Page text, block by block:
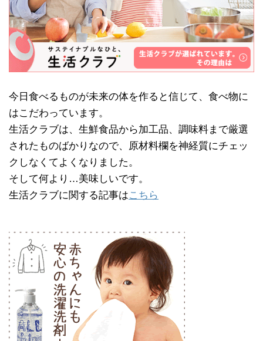
今日食べるものが未来の体を作ると信じて、食べ物に
はこだわっています。
生活クラブは、生鮮食品から加工品、調味料まで厳選
されたものばかりなので、原材料欄を神経質にチェッ
クしなくてよくなりました。
そして何より…美味しいです。
生活クラブに関する記事はこちら